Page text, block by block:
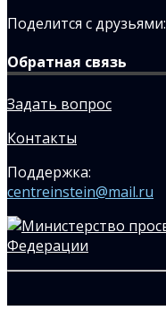
Поделится с друзьями:
Обратная связь
Задать вопрос
Контакты
Поддержка:
centreinstein@mail.ru